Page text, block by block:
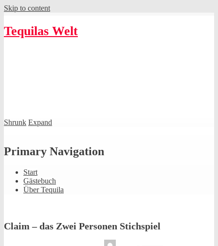
Skip to content
Tequilas Welt
Shrunk Expand
Primary Navigation
Start
Gästebuch
Über Tequila
Claim – das Zwei Personen Stichspiel